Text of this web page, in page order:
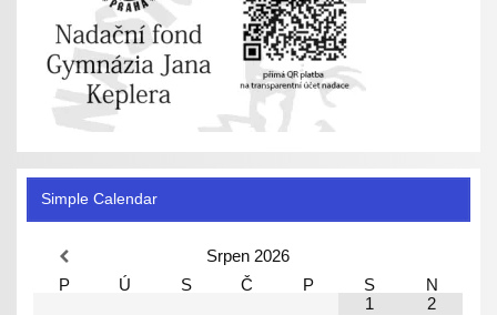
Simple Calendar
Srpen 2026
P
Ú S Č P S
N
1
2